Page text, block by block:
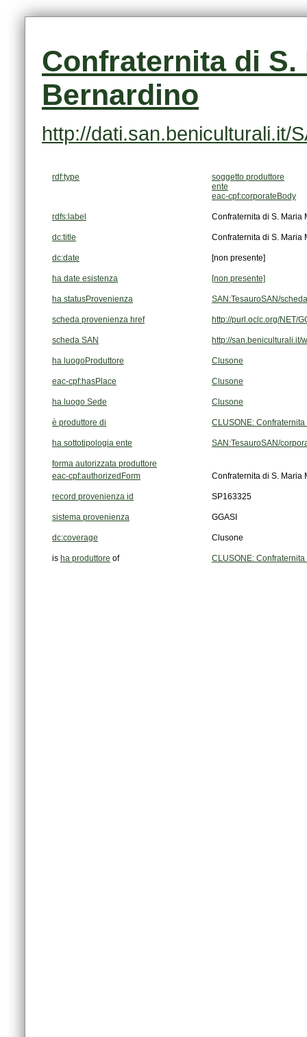
Bernardino
http://dati.san.beniculturali.it/
rdf:type
soggetto produttore
ente
eac-cpf:corporateBody
rdfs:label Confraternita di S. Maria
dc:title Confraternita di S. Maria
dc:date [non presente]
ha date esistenza [non presente]
ha statusProvenienza SAN:TesauroSAN/
scheda provenienza href http://purl.oclc.org/NET/
scheda SAN http://san.beniculturali.it/
ha luogoProduttore Clusone
eac-cpf:hasPlace Clusone
ha luogo Sede Clusone
è produttore di CLUSONE:
ha sottotipologia ente SAN:TesauroSAN/
forma autorizzata produttore
eac-cpf:authorizedForm
Confraternita di S. Maria
record provenienza id SP163325
sistema provenienza GGASI
dc:coverage Clusone
is ha produttore of CLUSONE: